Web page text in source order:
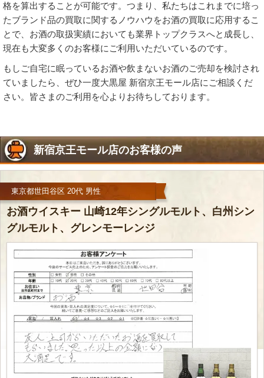
格を算出することが可能です。つまり、私たちはこれまでに培っ
たブランド品の買取に関するノウハウをお酒の買取に応用するこ
とで、お酒の取扱実績においても業界トップクラスへと成長し、
現在も大変多くのお客様にご利用いただいているのです。
もしご自宅に眠っているお酒や飲まないお酒のご売却を検討され
ていましたら、ぜひ一度大黒屋 新宿京王モール店にご相談くだ
さい。皆さまのご利用を心よりお待ちしております。
新宿京王モール店のお客様の声
東京都世田谷区 20代 男性
お酒ウイスキー 山崎12年シングルモルト、白州シン
グルモルト、グレンモーレンジ